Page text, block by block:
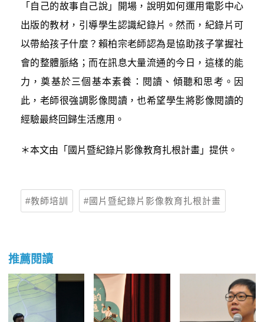
「自己的故事自己說」開場，說明如何運用電影中心
出版的教材，引導學生認識紀錄片。然而，紀錄片可
以帶給孩子什麼？賴柏宗老師認為是協助孩子掌握社
會的整體脈絡；而在訊息大量流通的今日，這樣的能
力，奠基於三個基本素養：閱讀、傾聽和思考。因
此，老師很強調影像閱讀，也希望學生將影像閱讀的
經驗最終回歸生活應用。
＊本文由「國片暨紀錄片影像教育扎根計畫」提供。
教師培訓 國片暨紀錄片影像教育扎根計畫
推薦閱讀